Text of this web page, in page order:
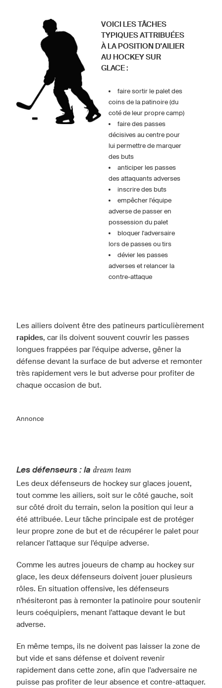
VOICI LES TÂCHES
TYPIQUES ATTRIBUÉES
À LA POSITION D'AILIER
AU HOCKEY SUR
GLACE :
faire sortir le palet des
coins de la patinoire (du
coté de leur propre camp)
faire des passes
décisives au centre pour
lui permettre de marquer
des buts
anticiper les passes
des attaquants adverses
inscrire des buts
empêcher l'équipe
adverse de passer en
possession du palet
bloquer l'adversaire
lors de passes ou tirs
dévier les passes
adverses et relancer la
contre-attaque
Les ailiers doivent être des patineurs particulièrement
rapides, car ils doivent souvent couvrir les passes
longues frappées par l'équipe adverse, gêner la
défense devant la surface de but adverse et remonter
très rapidement vers le but adverse pour profiter de
chaque occasion de but.
Annonce
Les défenseurs : la dream team
Les deux défenseurs de hockey sur glaces jouent,
tout comme les ailiers, soit sur le côté gauche, soit
sur côté droit du terrain, selon la position qui leur a
été attribuée. Leur tâche principale est de protéger
leur propre zone de but et de récupérer le palet pour
relancer l'attaque sur l'équipe adverse.
Comme les autres joueurs de champ au hockey sur
glace, les deux défenseurs doivent jouer plusieurs
rôles. En situation offensive, les défenseurs
n'hésiteront pas à remonter la patinoire pour soutenir
leurs coéquipiers, menant l'attaque devant le but
adverse.
En même temps, ils ne doivent pas laisser la zone de
but vide et sans défense et doivent revenir
rapidement dans cette zone, afin que l'adversaire ne
puisse pas profiter de leur absence et contre-attaquer.